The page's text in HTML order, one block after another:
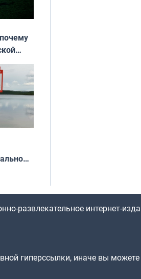
развлекательное интернет-
гиперссылки, иначе вы